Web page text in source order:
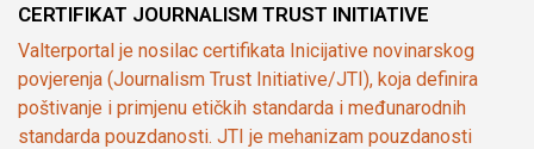
CERTIFIKAT JOURNALISM TRUST INITIATIVE
Valterportal je nosilac certifikata Inicijative novinarskog
povjerenja (Journalism Trust Initiative/JTI), koja definira
poštivanje i primjenu etičkih standarda i međunarodnih
standarda pouzdanosti. JTI je mehanizam pouzdanosti